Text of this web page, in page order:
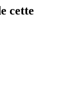
cette